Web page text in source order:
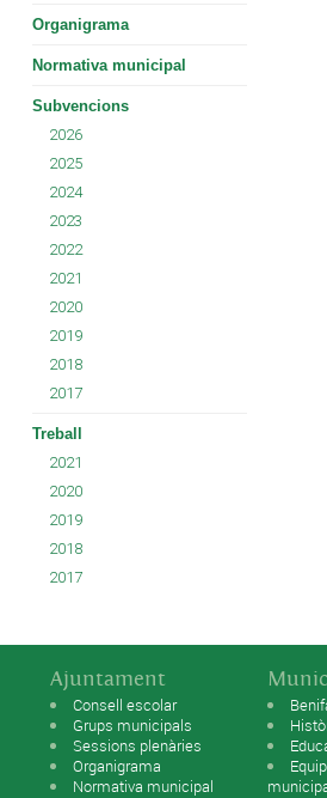
Organigrama
Normativa municipal
Subvencions
2026
2025
2024
2023
2022
2021
2020
2019
2018
2017
Treball
2021
2020
2019
2018
2017
Ajuntament
Consell escolar
Grups municipals
Sessions plenàries
Organigrama
Normativa municipal